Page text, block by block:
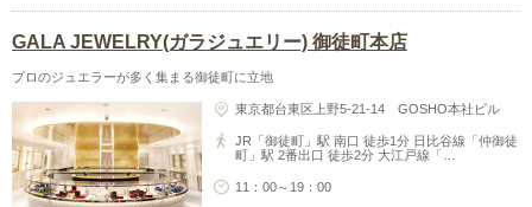
GALA JEWELRY(ガラジュエリー) 御徒町本店
プロのジュエラーが多く集まる御徒町に立地
東京都台東区上野5-21-14 GOSHO本社ビル
JR「御徒町」駅 南口 徒歩1分 日比谷線「仲御徒
町」駅 2番出口 徒歩2分 大江戸線「…
11：00～19：00